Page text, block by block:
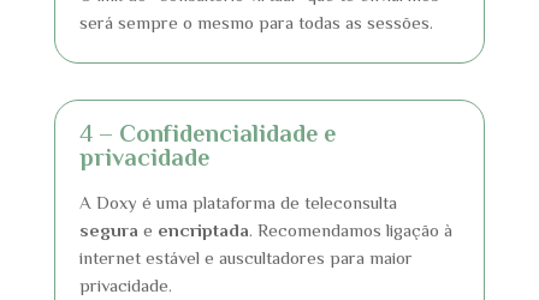
será sempre o mesmo para todas as sessões.
4 – Confidencialidade e
privacidade
A Doxy é uma plataforma de teleconsulta
segura e encriptada. Recomendamos ligação à
internet estável e auscultadores para maior
privacidade.